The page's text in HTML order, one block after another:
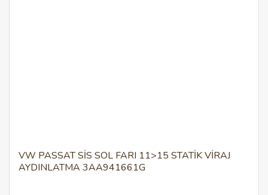
VW PASSAT SİS SOL FARI 11>15 STATİK VİRAJ
AYDINLATMA 3AA941661G